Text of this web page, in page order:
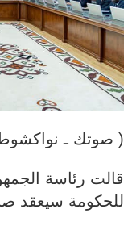
( صوتك ـ
قالت رئاسة
للحكومة سيعقد